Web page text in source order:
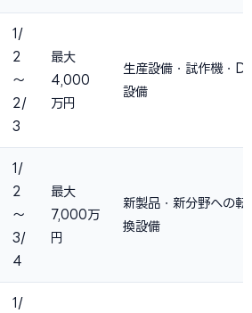
1/
2
〜
2/
3
最大
4,000
万円
生産設備・試作機・
設備
1/
2
〜
3/
4
最大
7,000万
円
新製品・新分野への転
換設備
1/